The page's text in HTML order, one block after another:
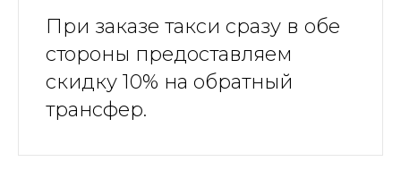
При заказе такси сразу в обе
стороны предоставляем
скидку 10% на обратный
трансфер.